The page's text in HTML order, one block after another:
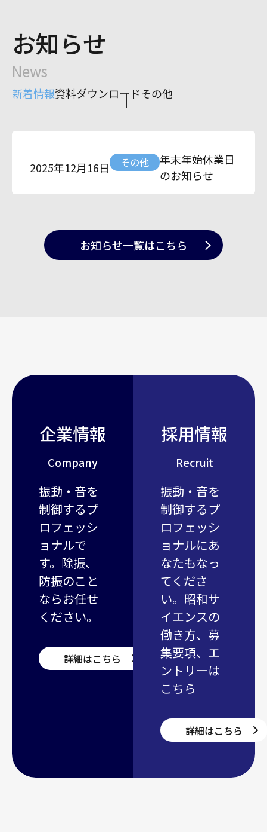
お知らせ
News
新着情報資料ダウンロードその他
2025年12月16日 その他
年末年始休業日
のお知らせ
お知らせ一覧はこちら
企業情報
Company
振動・音を
制御するプ
ロフェッシ
ョナルで
す。除振、
防振のこと
ならお任せ
ください。
詳細はこちら
採用情報
Recruit
振動・音を
制御するプ
ロフェッシ
ョナルにあ
なたもなっ
てくださ
い。昭和サ
イエンスの
働き方、募
集要項、エ
ントリーは
こちら
詳細はこちら